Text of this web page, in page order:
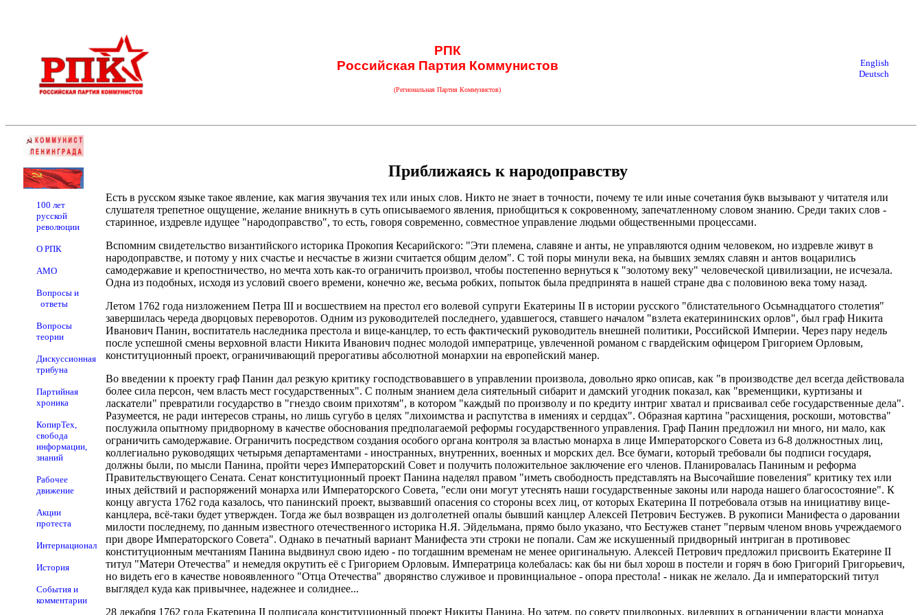
РПК
Российская Партия Коммунистов
(Региональная Партия Коммунистов)
English
Deutsch
100 лет
русской
революции
О РПК
АМО
Вопросы и
ответы
Вопросы
теории
Дискуссионная
трибуна
Партийная
хроника
КопирТех,
свобода
информации,
знаний
Рабочее
движение
Акции
протеста
Интернационал
История
События и
комментарии
Приближаясь к народоправству
Есть в русском языке такое явление, как магия звучания тех или иных слов. Никто не знает в точности, почему те или иные сочетания букв вызывают у читателя или
слушателя трепетное ощущение, желание вникнуть в суть описываемого явления, приобщиться к сокровенному, запечатленному словом знанию. Среди таких слов -
старинное, издревле идущее "народоправство", то есть, говоря современно, совместное управление людьми общественными процессами.
Вспомним свидетельство византийского историка Прокопия Кесарийского: "Эти племена, славяне и анты, не управляются одним человеком, но издревле живут в
народоправстве, и потому у них счастье и несчастье в жизни считается общим делом". С той поры минули века, на бывших землях славян и антов воцарились
самодержавие и крепостничество, но мечта хоть как-то ограничить произвол, чтобы постепенно вернуться к "золотому веку" человеческой цивилизации, не исчезала.
Одна из подобных, исходя из условий своего времени, конечно же, весьма робких, попыток была предпринята в нашей стране два с половиною века тому назад.
Летом 1762 года низложением Петра III и восшествием на престол его волевой супруги Екатерины II в истории русского "блистательного Осьмнадцатого столетия"
завершилась череда дворцовых переворотов. Одним из руководителей последнего, удавшегося, ставшего началом "взлета екатерининских орлов", был граф Никита
Иванович Панин, воспитатель наследника престола и вице-канцлер, то есть фактический руководитель внешней политики, Российской Империи. Через пару недель
после успешной смены верховной власти Никита Иванович поднес молодой императрице, увлеченной романом с гвардейским офицером Григорием Орловым,
конституционный проект, ограничивающий прерогативы абсолютной монархии на европейский манер.
Во введении к проекту граф Панин дал резкую критику господствовавшего в управлении произвола, довольно ярко описав, как "в производстве дел всегда действовала
более сила персон, чем власть мест государственных". С полным знанием дела сиятельный сибарит и дамский угодник показал, как "временщики, куртизаны и
ласкатели" превратили государство в "гнездо своим прихотям", в котором "каждый по произволу и по кредиту интриг хватал и присваивал себе государственные дела".
Разумеется, не ради интересов страны, но лишь сугубо в целях "лихоимства и распутства в имениях и сердцах". Образная картина "расхищения, роскоши, мотовства"
послужила опытному придворному в качестве обоснования предполагаемой реформы государственного управления. Граф Панин предложил ни много, ни мало, как
ограничить самодержавие. Ограничить посредством создания особого органа контроля за властью монарха в лице Императорского Совета из 6-8 должностных лиц,
коллегиально руководящих четырьмя департаментами - иностранных, внутренних, военных и морских дел. Все бумаги, который требовали бы подписи государя,
должны были, по мысли Панина, пройти через Императорский Совет и получить положительное заключение его членов. Планировалась Паниным и реформа
Правительствующего Сената. Сенат конституционный проект Панина наделял правом "иметь свободность представлять на Высочайшие повеления" критику тех или
иных действий и распоряжений монарха или Императорского Совета, "если они могут утеснять наши государственные законы или народа нашего благосостояние". К
концу августа 1762 года казалось, что панинский проект, вызвавший опасения со стороны всех лиц, от которых Екатерина II потребовала отзыв на инициативу вице-
канцлера, всё-таки будет утвержден. Тогда же был возвращен из долголетней опалы бывший канцлер Алексей Петрович Бестужев. В рукописи Манифеста о даровании
милости последнему, по данным известного отечественного историка Н.Я. Эйдельмана, прямо было указано, что Бестужев станет "первым членом вновь учреждаемого
при дворе Императорского Совета". Однако в печатный вариант Манифеста эти строки не попали. Сам же искушенный придворный интриган в противовес
конституционным мечтаниям Панина выдвинул свою идею - по тогдашним временам не менее оригинальную. Алексей Петрович предложил присвоить Екатерине II
титул "Матери Отечества" и немедля окрутить её с Григорием Орловым. Императрица колебалась: как бы ни был хорош в постели и горяч в бою Григорий Григорьевич,
но видеть его в качестве новоявленного "Отца Отечества" дворянство служивое и провинциальное - опора престола! - никак не желало. Да и императорский титул
выглядел куда как привычнее, надежнее и солиднее...
28 декабря 1762 года Екатерина II подписала конституционный проект Никиты Панина. Но затем, по совету придворных, видевших в ограничении власти монарха